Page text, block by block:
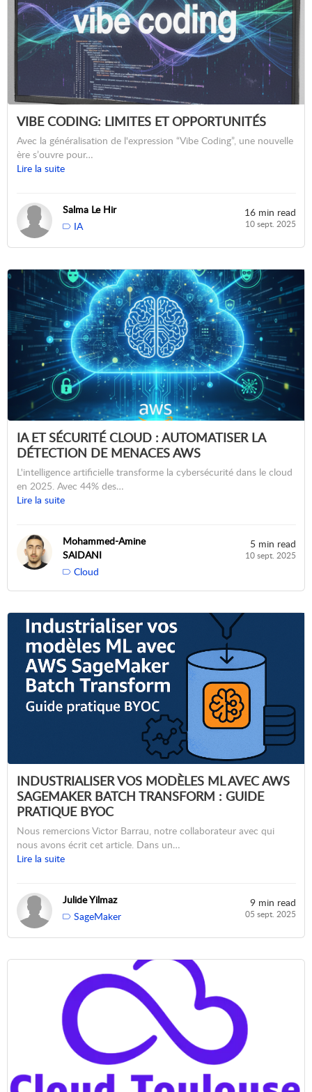
VIBE CODING: LIMITES ET OPPORTUNITÉS
Avec la généralisation de l'expression “Vibe Coding”, une nouvelle
ère s’ouvre pour…
Lire la suite
Salma Le Hir
IA
16 min read
10 sept. 2025
IA ET SÉCURITÉ CLOUD : AUTOMATISER LA
DÉTECTION DE MENACES AWS
L'intelligence artificielle transforme la cybersécurité dans le cloud
en 2025. Avec 44% des…
Lire la suite
Mohammed-Amine
SAIDANI
Cloud
5 min read
10 sept. 2025
INDUSTRIALISER VOS MODÈLES ML AVEC AWS
SAGEMAKER BATCH TRANSFORM : GUIDE
PRATIQUE BYOC
Nous remercions Victor Barrau, notre collaborateur avec qui
nous avons écrit cet article. Dans un…
Lire la suite
Julide Yilmaz
SageMaker
9 min read
05 sept. 2025